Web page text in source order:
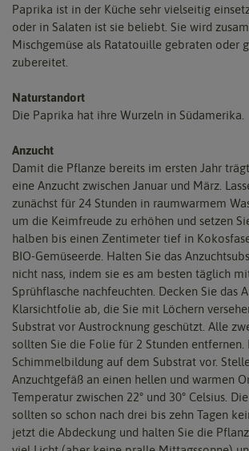
Paprika ist in der Küche sehr vielseitig
oder in Salaten ist sie beliebt. Sie wird
Mischgemüse als Ratatouille gebraten oder
zubereitet.
Naturstandort
Die Paprika hat ihre Wurzeln in Südamerika.
Anzucht
Damit die Pflanze bereits im ersten Jahr
eine Anzucht zwischen Januar und März.
zunächst für 24 Stunden in raumwarmem
um die Keimfreude zu erhöhen und setzen
halben bis einen Zentimeter tief in
BIO-Gemüseerde. Halten Sie das
nicht nass, indem sie es am besten täglich
Sprühflasche nachfeuchten. Decken Sie das
Klarsichtfolie ab, die Sie mit Löchern
Substrat vor Austrocknung geschützt. Alle
sollten Sie die Folie für 2 Stunden entfernen.
Schimmelbildung auf dem Substrat vor.
Anzuchtgefäß an einen hellen und warmen
Temperatur zwischen 22° und 30° Celsius.
sollten so schon nach drei bis zehn Tagen
jetzt die Abdeckung und halten Sie die